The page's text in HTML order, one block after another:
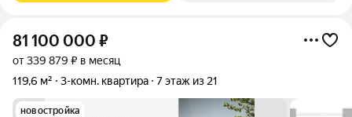
81 100 000 ₽
от 339 879 ₽ в месяц
119,6 м²
3-комн. квартира 7 этаж из 21
новостройка